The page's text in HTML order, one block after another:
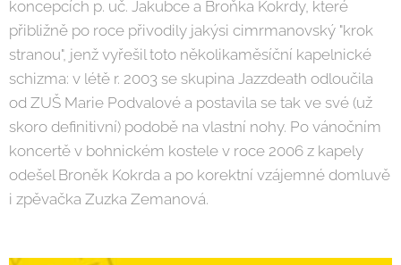
koncepcích p. uč. Jakubce a Broňka Kokrdy, které
přibližně po roce přivodily jakýsi cimrmanovský "krok
stranou", jenž vyřešil toto několikaměsíční kapelnické
schizma: v létě r. 2003 se skupina Jazzdeath odloučila
od ZUŠ Marie Podvalové a postavila se tak ve své (už
skoro definitivní) podobě na vlastní nohy. Po vánočním
koncertě v bohnickém kostele v roce 2006 z kapely
odešel Broněk Kokrda a po korektní vzájemné domluvě
i zpěvačka Zuzka Zemanová.